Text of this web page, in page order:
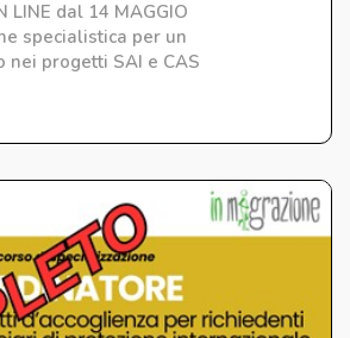
LINE dal 14 MAGGIO
specialistica per un
nei progetti SAI e CAS